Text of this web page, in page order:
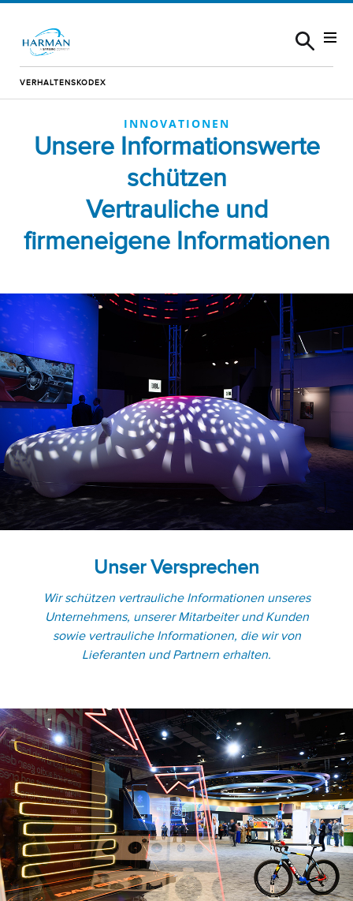
VERHALTENSKODEX
INNOVATIONEN
Unsere Informationswerte
schützen
Vertrauliche und
firmeneigene Informationen
Unser Versprechen
Wir schützen vertrauliche Informationen unseres
Unternehmens, unserer Mitarbeiter und Kunden
sowie vertrauliche Informationen, die wir von
Lieferanten und Partnern erhalten.